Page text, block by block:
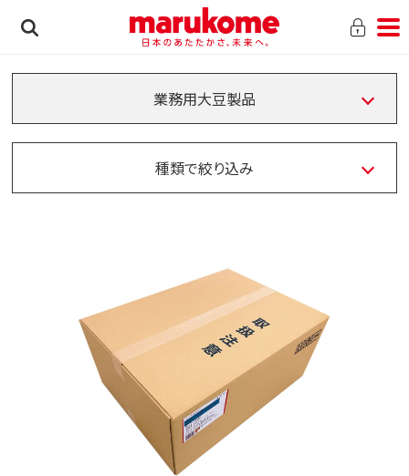
業務用大豆製品
種類で絞り込み